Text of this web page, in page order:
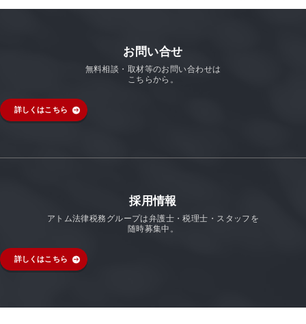
お問い合せ
無料相談・取材等のお問い合わせは
こちらから。
詳しくはこちら
採用情報
アトム法律税務グループは弁護士・税理士・スタッフを
随時募集中。
詳しくはこちら